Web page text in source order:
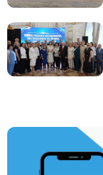
https://t.me/minskctvby